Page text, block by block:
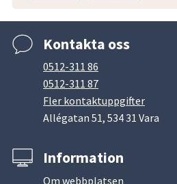
Kontakta oss
0512-311 86
0512-311 87
Fler kontaktuppgifter
Allégatan 51, 534 31 Vara
Information
Om webbplatsen